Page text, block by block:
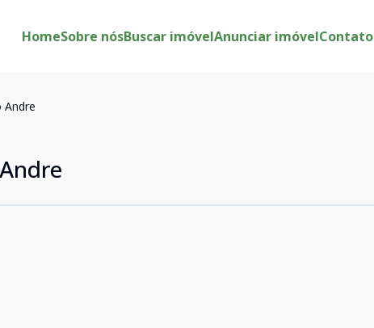
HomeSobre nósBuscar imóvelAnunciar imóvelContato
Andre